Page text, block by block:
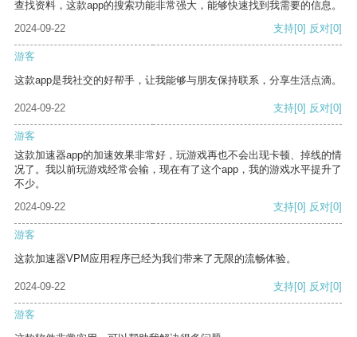
查找资料，这款app的搜索功能非常强大，能够快速找到我需要的信息。
2024-09-22
支持[0] 反对[0]
游客
这款app是我社交的好帮手，让我能够与朋友保持联系，分享生活点滴。
2024-09-22 支持[0] 反对[0]
游客
这款加速器app的加速效果非常好，玩游戏再也不会出现卡顿、掉线的情
况了。我以前玩游戏经常会输，现在有了这个app，我的游戏水平提升了
不少。
2024-09-22
支持[0] 反对[0]
游客
这款加速器VPM应用程序已经为我们带来了无限的流畅体验。
2024-09-22 支持[0] 反对[0]
游客